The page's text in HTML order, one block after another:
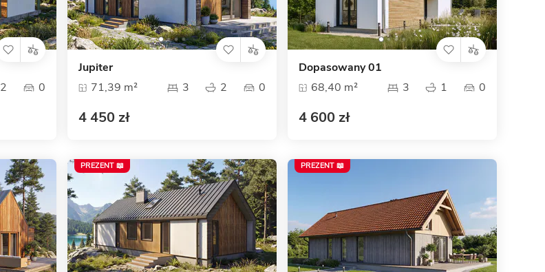
Dom pasywny- co to znaczy
2 0
Jupiter
71,39 m²
3 2 0
4 450 zł
Dopasowany 01
68,40 m²
3 1 0
4 600 zł
PREZENT 📖 PREZENT 📖